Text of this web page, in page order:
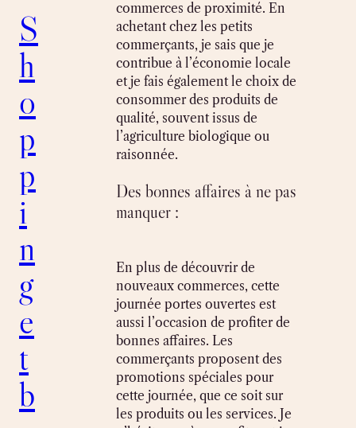
S
h
o
p
p
i
n
g
e
t
b
commerces de proximité. En
achetant chez les petits
commerçants, je sais que je
contribue à l’économie locale
et je fais également le choix de
consommer des produits de
qualité, souvent issus de
l’agriculture biologique ou
raisonnée.
Des bonnes affaires à ne pas
manquer :
En plus de découvrir de
nouveaux commerces, cette
journée portes ouvertes est
aussi l’occasion de profiter de
bonnes affaires. Les
commerçants proposent des
promotions spéciales pour
cette journée, que ce soit sur
les produits ou les services. Je